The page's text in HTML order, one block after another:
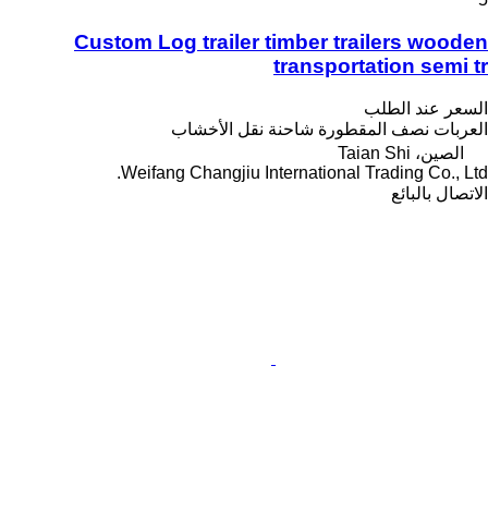
Custom Log trailer timber trailers wooden
transportation semi tr
السعر عند الطلب
العربات نصف المقطورة شاحنة نقل الأخشاب
الصين، Taian Shi
Weifang Changjiu International Trading Co., Ltd.
الاتصال بالبائع